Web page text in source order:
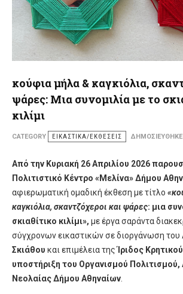
κούφια μήλα & καγκιόλια,
ψάρες: Μια συνομιλία με το
κιλίμι
CATEGORY ΕΙΚΑΣΤΙΚΆ/ΕΚΘΈΣΕΙΣ ΔΗΜΟΣΙΕΎΘΗΚΕ
Από την Κυριακή 26 Απριλίου 2026
Πολιτιστικό Κέντρο «Μελίνα» Δήμου
αφιερωματική ομαδική έκθεση με τίτλο
καγκιόλια, σκαντζόχεροι και ψάρες: μια
σκιαθίτικο κιλίμι», με έργα σαράντα
σύγχρονων εικαστικών σε διοργάνωση του
Σκιάθου και επιμέλεια τηςΊριδος
υποστήριξη του Οργανισμού Πολιτισμού,
Νεολαίας Δήμου Αθηναίων